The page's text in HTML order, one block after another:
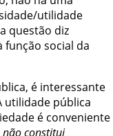
utilidade
questão diz
social da
é interessante
utilidade pública
é conveniente
não constitui